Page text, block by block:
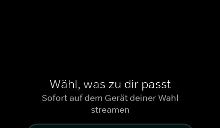
Wähl, was zu dir passt
Sofort auf dem Gerät deiner Wahl
streamen